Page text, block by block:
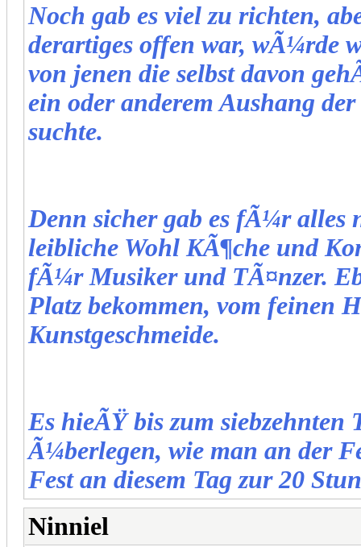
Noch gab es viel zu richten,
derartiges offen war, wÃ¼rde
von jenen die selbst davon
ein oder anderem Aushang
suchte.
Denn sicher gab es fÃ¼r alles
leibliche Wohl KÃ¶che und
fÃ¼r Musiker und TÃ¤nzer.
Platz bekommen, vom feinen
Kunstgeschmeide.
Es hieÃŸ bis zum siebzehnten
Ã¼berlegen, wie man an der
Fest an diesem Tag zur 20
Ninniel